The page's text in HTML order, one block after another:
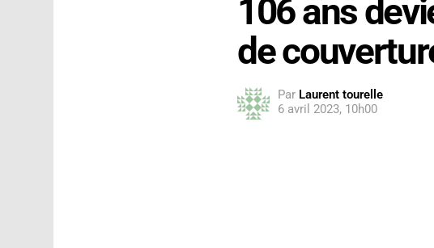
106 ans
de
Par Laurent tourelle
6 avril 2023, 10h00